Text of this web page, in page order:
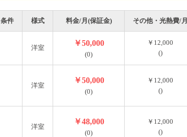
条件 様式 料金/月(保証金) その他・光熱費/月
洋室
￥50,000
(0)
￥12,000
()
洋室
￥50,000
(0)
￥12,000
()
洋室
￥48,000
(0)
￥12,000
()